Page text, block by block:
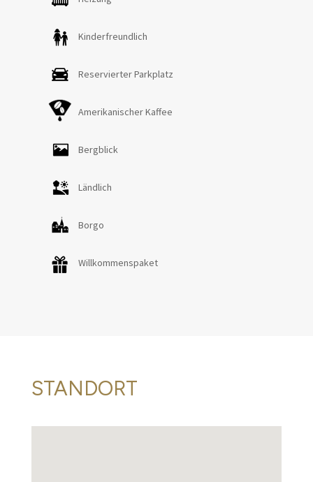
Kinderfreundlich
Reservierter Parkplatz
Amerikanischer Kaffee
Bergblick
Ländlich
Borgo
Willkommenspaket
STANDORT